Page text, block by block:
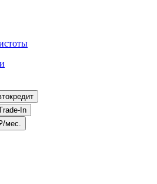
автокредит
Trade-In
мес.